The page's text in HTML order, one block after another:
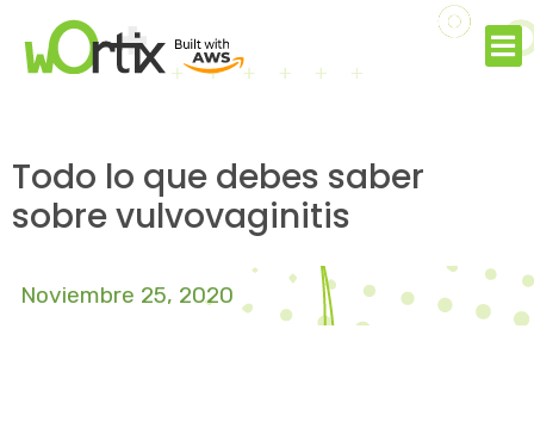
Todo lo que debes saber
sobre vulvovaginitis
Noviembre 25, 2020